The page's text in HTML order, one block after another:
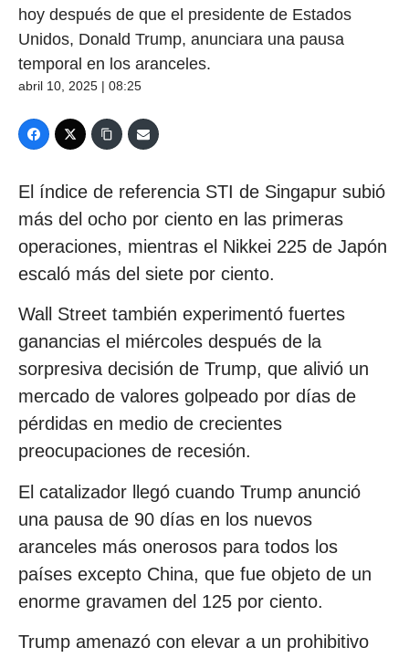
hoy después de que el presidente de Estados
Unidos, Donald Trump, anunciara una pausa
temporal en los aranceles.
abril 10, 2025 | 08:25
El índice de referencia STI de Singapur subió
más del ocho por ciento en las primeras
operaciones, mientras el Nikkei 225 de Japón
escaló más del siete por ciento.
Wall Street también experimentó fuertes
ganancias el miércoles después de la
sorpresiva decisión de Trump, que alivió un
mercado de valores golpeado por días de
pérdidas en medio de crecientes
preocupaciones de recesión.
El catalizador llegó cuando Trump anunció
una pausa de 90 días en los nuevos
aranceles más onerosos para todos los
países excepto China, que fue objeto de un
enorme gravamen del 125 por ciento.
Trump amenazó con elevar a un prohibitivo